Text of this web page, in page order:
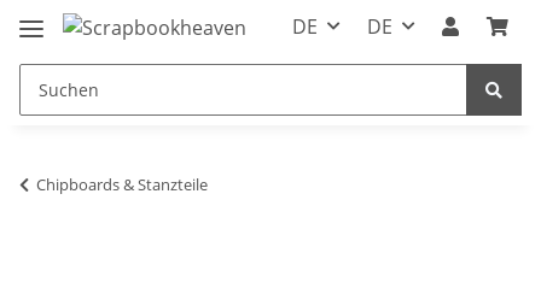
DE DE
Chipboards & Stanzteile